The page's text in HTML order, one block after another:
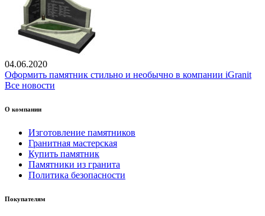
04.06.2020
Оформить памятник стильно и необычно в компании iGranit
Все новости
О компании
Изготовление памятников
Гранитная мастерская
Купить памятник
Памятники из гранита
Политика безопасности
Покупателям